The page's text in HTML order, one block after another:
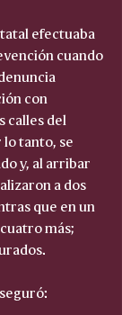
efectuaba
cuando
con
calles del
tanto, se
y, al arribar
a dos
que en un
más;